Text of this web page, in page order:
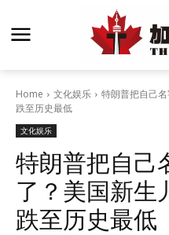
Home 文化娱乐
特朗普把自己
跌至历史最低
文化娱乐
特朗普把自己
了？美国新生
跌至历史最低